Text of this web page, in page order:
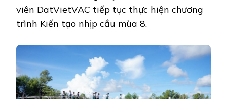
viên DatVietVAC tiếp tục thực hiện chương
trình Kiến tạo nhịp cầu mùa 8.